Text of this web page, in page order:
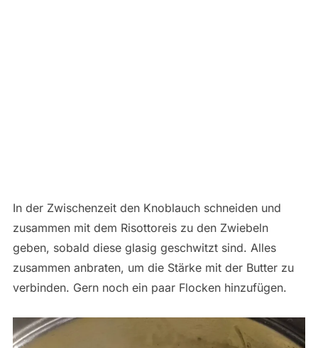
In der Zwischenzeit den Knoblauch schneiden und
zusammen mit dem Risottoreis zu den Zwiebeln
geben, sobald diese glasig geschwitzt sind. Alles
zusammen anbraten, um die Stärke mit der Butter zu
verbinden. Gern noch ein paar Flocken hinzufügen.